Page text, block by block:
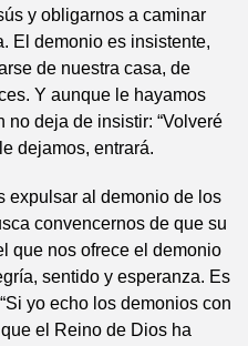
y obligarnos a caminar
El demonio es insistente,
de nuestra casa, de
Y aunque le hayamos
deja de insistir: “Volveré
dejamos, entrará.
expulsar al demonio de los
convencernos de que su
que nos ofrece el demonio
sentido y esperanza. Es
yo echo los demonios con
el Reino de Dios ha